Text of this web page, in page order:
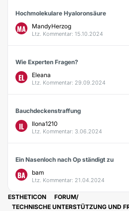
Hochmolekulare Hyaloronsäure
MA MandyHerzog
Ltz. Kommentar: 15.10.2024
Wie Experten Fragen?
EL Eleana
Ltz. Kommentar: 29.09.2024
Bauchdeckenstraffung
IL Ilona1210
Ltz. Kommentar: 3.06.2024
Ein Nasenloch nach Op ständigt zu
BA bam
Ltz. Kommentar: 21.04.2024
ESTHETICON
FORUM
TECHNISCHE UNTERSTÜTZUNG UND